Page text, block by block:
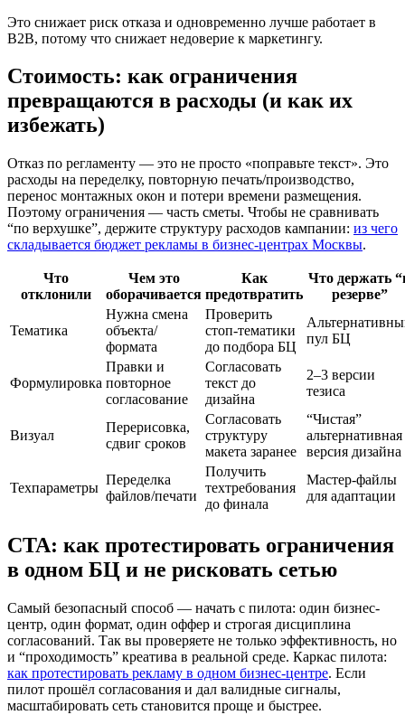
Это снижает риск отказа и одновременно лучше работает в
B2B, потому что снижает недоверие к маркетингу.
Стоимость: как ограничения
превращаются в расходы (и как их
избежать)
Отказ по регламенту — это не просто «поправьте текст». Это
расходы на переделку, повторную печать/производство,
перенос монтажных окон и потери времени размещения.
Поэтому ограничения — часть сметы. Чтобы не сравнивать
“по верхушке”, держите структуру расходов кампании: из чего
складывается бюджет рекламы в бизнес-центрах Москвы.
Что
отклонили
Чем это
оборачивается
Как
предотвратить
Что держать
резерве”
Тематика
Нужна смена
объекта/
формата
Проверить
стоп-тематики
до подбора БЦ
пул БЦ
Формулировка
Правки и
повторное
согласование
Согласовать
текст до
дизайна
2–3 версии
тезиса
Визуал
Перерисовка,
сдвиг сроков
Согласовать
структуру
макета заранее
“Чистая”
альтернативная
версия дизайна
Техпараметры
Переделка
файлов/печати
Получить
техтребования
до финала
Мастер-файлы
для адаптации
CTA: как протестировать ограничения
в одном БЦ и не рисковать сетью
Самый безопасный способ — начать с пилота: один бизнес-
центр, один формат, один оффер и строгая дисциплина
согласований. Так вы проверяете не только эффективность, но
и “проходимость” креатива в реальной среде. Каркас пилота:
как протестировать рекламу в одном бизнес-центре. Если
пилот прошёл согласования и дал валидные сигналы,
масштабировать сеть становится проще и быстрее.